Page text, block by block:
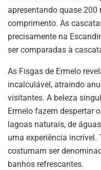
apresentando quase
comprimento. As
precisamente na
ser comparadas à
As Fisgas de Ermelo
incalculável, atraindo
visitantes. A beleza
Ermelo fazem despertar
lagoas naturais, de
uma experiência incrível.
costumam ser
banhos refrescantes.